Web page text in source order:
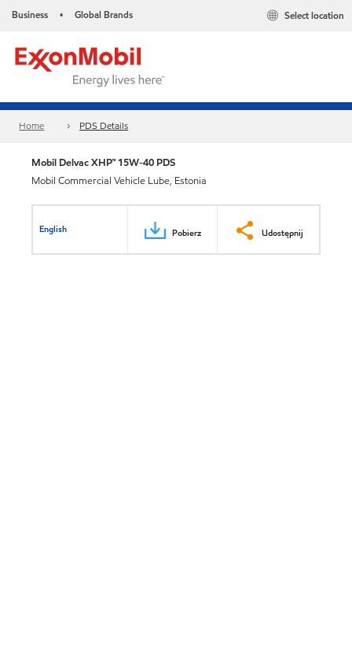
Business • Global Brands Select location
Home PDS Details
Mobil Delvac XHP™ 15W-40 PDS
Mobil Commercial Vehicle Lube, Estonia
English Pobierz Udostępnij